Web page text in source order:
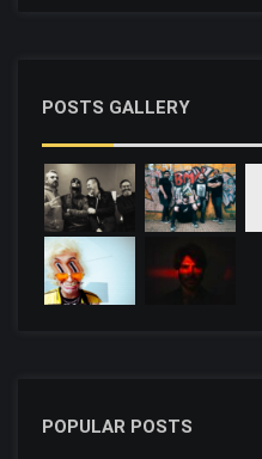
POSTS GALLERY
POPULAR POSTS